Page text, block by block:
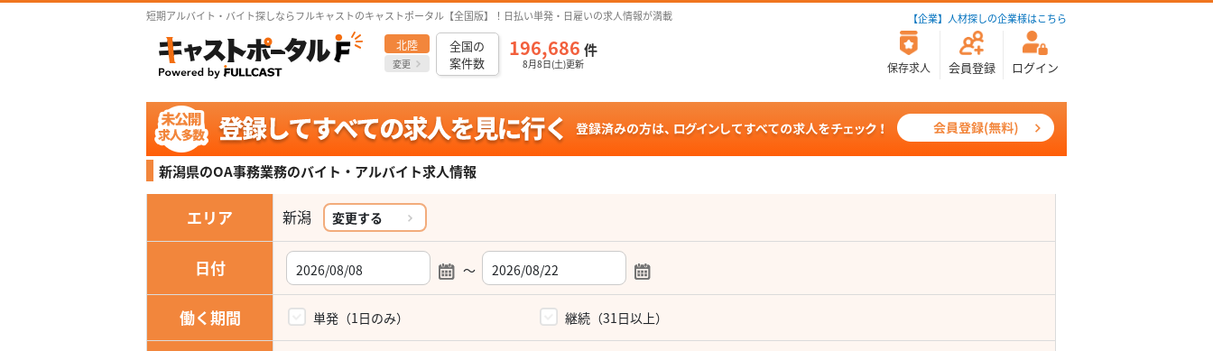
短期アルバイト・バイト探しならフルキャストのキャストポータル【全国版】！日払い単発・日雇いの求人情報が満載 【企業】人材探しの企業様はこちら
北陸
変更
全国の
案件数
196,686 件
8月8日(土)更新 保存求人 会員登録 ログイン
新潟県のOA事務業務のバイト・アルバイト求人情報
エリア 新潟 変更する
日付 ～
働く期間 単発（1日のみ） 継続（31日以上）